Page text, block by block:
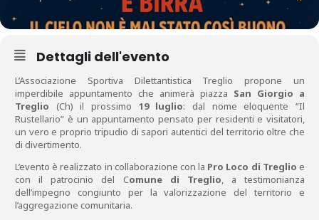
Dettagli dell'evento
L’Associazione Sportiva Dilettantistica Treglio propone un
imperdibile appuntamento che animerà piazza San Giorgio a
Treglio (Ch) il prossimo 19 luglio: dal nome eloquente “Il
Rustellario” è un appuntamento pensato per residenti e visitatori,
un vero e proprio tripudio di sapori autentici del territorio oltre che
di divertimento.
L’evento è realizzato in collaborazione con la Pro Loco di Treglio e
con il patrocinio del Comune di Treglio, a testimonianza
dell’impegno congiunto per la valorizzazione del territorio e
l’aggregazione comunitaria.